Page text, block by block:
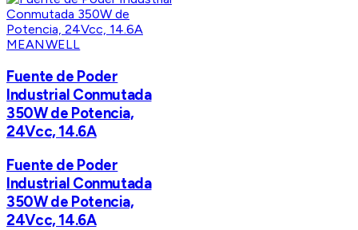
MEANWELL
Fuente de Poder
Industrial Conmutada
350W de Potencia,
24Vcc, 14.6A
Fuente de Poder
Industrial Conmutada
350W de Potencia,
24Vcc, 14.6A